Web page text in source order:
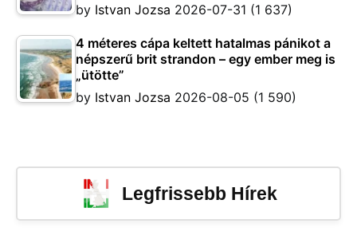
by Istvan Jozsa 2026-07-31 (1 637)
4 méteres cápa keltett hatalmas pánikot a
népszerű brit strandon – egy ember meg is
„ütötte”
by Istvan Jozsa 2026-08-05 (1 590)
Legfrissebb Hírek